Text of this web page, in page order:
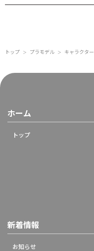
トップ ＞ プラモデル ＞ キャラクター
ホーム
トップ
新着情報
お知らせ